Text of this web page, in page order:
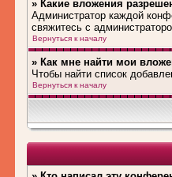
» Какие вложения
Администратор каждой
свяжитесь с
Вернуться к началу
» Как мне найти мои
Чтобы найти список
Вернуться к началу